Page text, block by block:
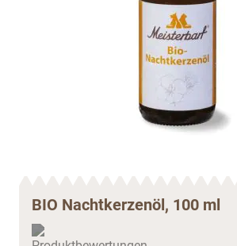
BIO Nachtkerzenöl, 100 ml